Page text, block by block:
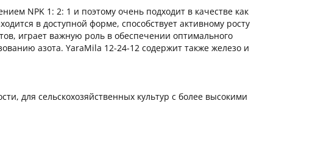
NPK 1: 2: 1 и поэтому очень подходит в качестве как
в доступной форме, способствует активному росту
играет важную роль в обеспечении оптимального
азота. YaraMila 12-24-12 содержит также железо и
для сельскохозяйственных культур с более высокими